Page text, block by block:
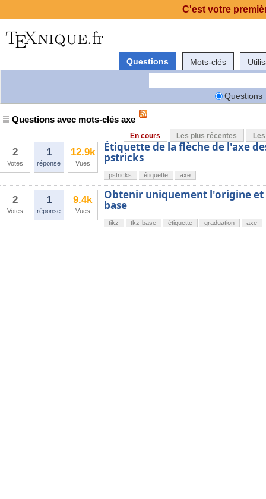
Questions Mots-clés
Questions
Questions avec mots-clés axe
En cours Les plus récentes
2
Votes
1
réponse
12.9k
Vues
Étiquette de la flèche de l'axe
pstricks
pstricks étiquette axe
2
Votes
1
réponse
9.4k
Vues
Obtenir uniquement l'origine et
base
tikz tkz-base étiquette graduation axe
C'est votre